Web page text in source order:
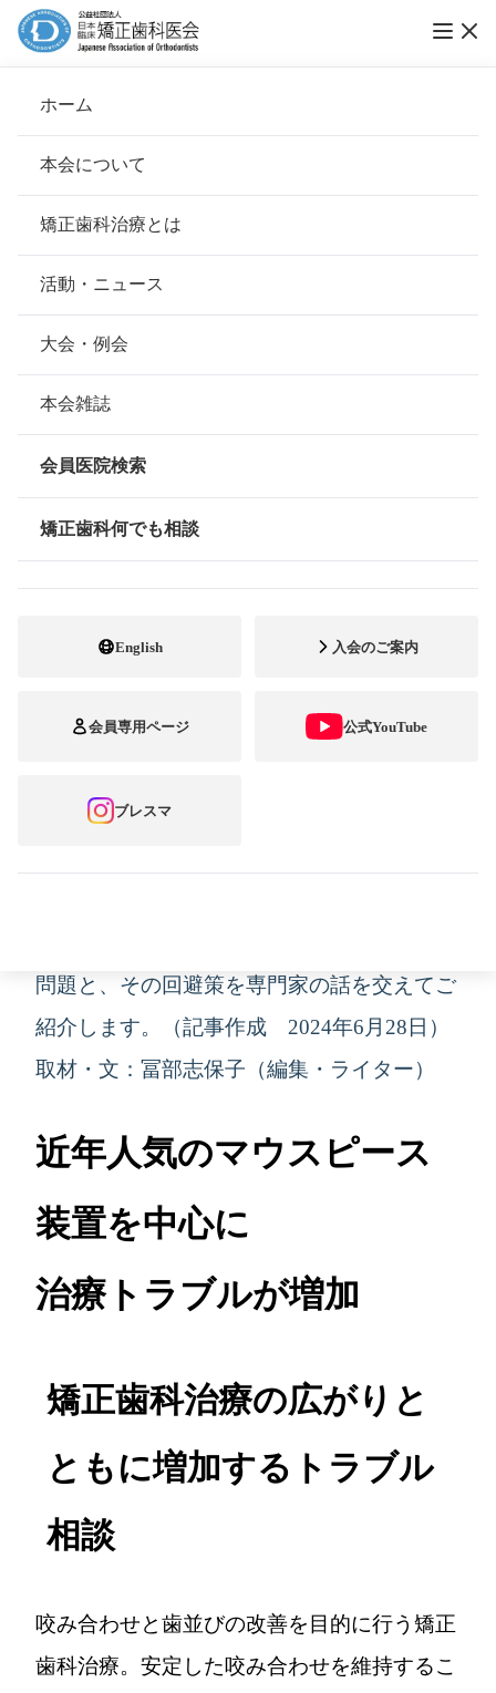
ホーム
本会について
会長挨拶
基本理念
組織について
本会の歴史
情報公開
矯正歯科治療とは
安心して治療を受けていただくための「6つの指針」
安心できる矯正歯科治療契約のための「7つの提言」
矯正歯科治療について
活動・ニュース
大会・例会
本会雑誌
会員医院検索
矯正歯科何でも相談
English 入会のご案内
会員専用ページ 公式YouTube
ブレスマ
vol.35 矯正歯科治療トラブルの大きな原因 ―
矯正歯科治療契約―
トレンドウォッチ
公開日：2024年10月04日（金）
団法人日本臨床矯正歯科医会（会長：陶山
各社に向けて「矯正歯科治療トラブルの大き
問題と、その回避策を専門家の話を交えてご
紹介します。
（記事作成 2024年6月28日）
取材・文：冨部志保子（編集・ライター）
近年人気のマウスピース
装置を中心に
治療トラブルが増加
矯正歯科治療の広がりと
ともに増加するトラブル
相談
咬み合わせと歯並びの改善を目的に行う矯正
歯科治療。安定した咬み合わせを維持するこ